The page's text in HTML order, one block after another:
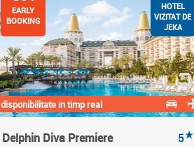
disponibilitate in timp real
Delphin Diva Premiere 5★
EARLY
BOOKING
HOTEL
VIZITAT DE
JEKA